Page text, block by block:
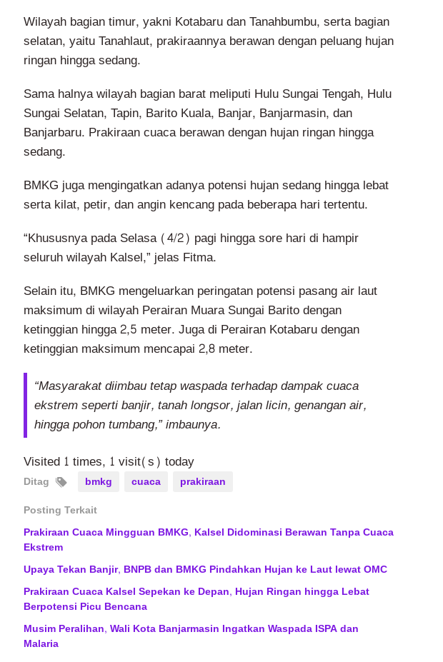
Wilayah bagian timur, yakni Kotabaru dan Tanahbumbu, serta bagian
selatan, yaitu Tanahlaut, prakiraannya berawan dengan peluang hujan
ringan hingga sedang.
Sama halnya wilayah bagian barat meliputi Hulu Sungai Tengah, Hulu
Sungai Selatan, Tapin, Barito Kuala, Banjar, Banjarmasin, dan
Banjarbaru. Prakiraan cuaca berawan dengan hujan ringan hingga
sedang.
BMKG juga mengingatkan adanya potensi hujan sedang hingga lebat
serta kilat, petir, dan angin kencang pada beberapa hari tertentu.
“Khususnya pada Selasa (4/2) pagi hingga sore hari di hampir
seluruh wilayah Kalsel,” jelas Fitma.
Selain itu, BMKG mengeluarkan peringatan potensi pasang air laut
maksimum di wilayah Perairan Muara Sungai Barito dengan
ketinggian hingga 2,5 meter. Juga di Perairan Kotabaru dengan
ketinggian maksimum mencapai 2,8 meter.
“Masyarakat diimbau tetap waspada terhadap dampak cuaca
ekstrem seperti banjir, tanah longsor, jalan licin, genangan air,
hingga pohon tumbang,” imbaunya.
Visited 1 times, 1 visit(s) today
Ditag bmkg cuaca
prakiraan
Posting Terkait
Prakiraan Cuaca Mingguan BMKG, Kalsel Didominasi Berawan Tanpa Cuaca
Ekstrem
Upaya Tekan Banjir, BNPB dan BMKG Pindahkan Hujan ke Laut lewat OMC
Prakiraan Cuaca Kalsel Sepekan ke Depan, Hujan Ringan hingga Lebat
Berpotensi Picu Bencana
Musim Peralihan, Wali Kota Banjarmasin Ingatkan Waspada ISPA dan
Malaria